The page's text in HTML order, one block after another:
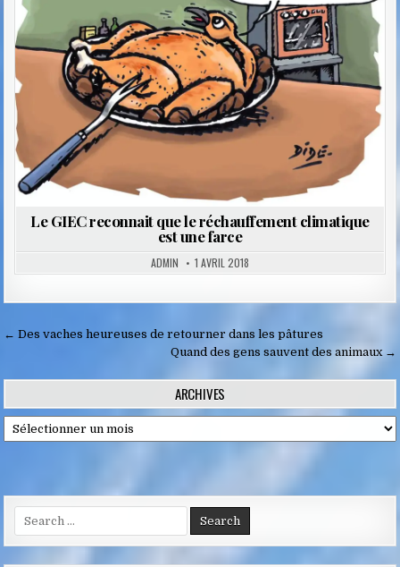
Le GIEC reconnait que le réchauffement climatique
est une farce
ADMIN 1 AVRIL 2018
Navigation
l’article
← Des vaches heureuses de retourner dans les pâtures
Quand des gens sauvent des animaux →
ARCHIVES
Archives
for: